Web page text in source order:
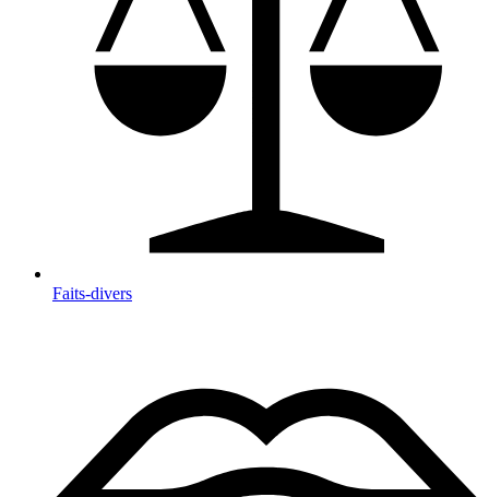
Faits-divers